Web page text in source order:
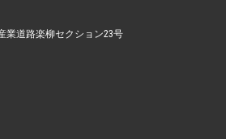
業道路楽柳セクション23号